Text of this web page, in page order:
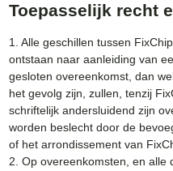
Toepasselijk recht
1. Alle geschillen tussen
ontstaan naar aanleiding van
gesloten overeenkomst, dan
het gevolg zijn, zullen, tenzij
schriftelijk andersluidend zijn
worden beslecht door de
of het arrondissement van
2. Op overeenkomsten, en alle